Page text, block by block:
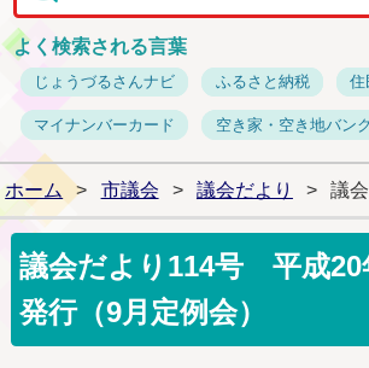
よく検索される言葉
じょうづるさんナビ ふるさと納税 住
マイナンバーカード 空き家・空き地バンク
ホーム > 市議会 > 議会だより > 議
議会だより114号 平成20
発行（9月定例会）